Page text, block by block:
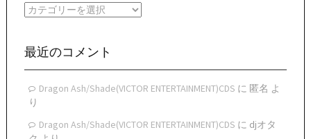
イ
ブ
カ
リ
最近のコメント
Dragon Ash/Shade(VICTOR ENTERTAINMENT)CDS に 匿名 よ
り
Dragon Ash/Shade(VICTOR ENTERTAINMENT)CDS に djオタ